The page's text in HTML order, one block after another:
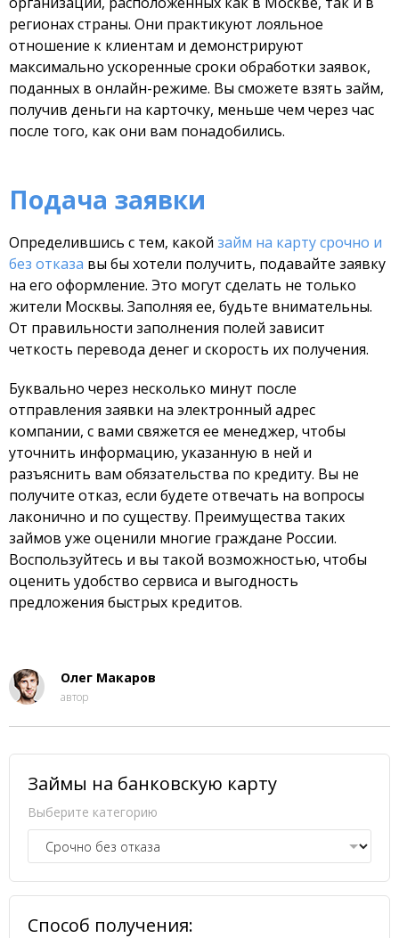
регионах страны. Они практикуют лояльное
отношение к клиентам и демонстрируют
максимально ускоренные сроки обработки заявок,
поданных в онлайн-режиме. Вы сможете взять займ,
получив деньги на карточку, меньше чем через час
после того, как они вам понадобились.
Подача заявки
Определившись с тем, какой займ на карту срочно и
без отказа вы бы хотели получить, подавайте заявку
на его оформление. Это могут сделать не только
жители Москвы. Заполняя ее, будьте внимательны.
От правильности заполнения полей зависит
четкость перевода денег и скорость их получения.
Буквально через несколько минут после
отправления заявки на электронный адрес
компании, с вами свяжется ее менеджер, чтобы
уточнить информацию, указанную в ней и
разъяснить вам обязательства по кредиту. Вы не
получите отказ, если будете отвечать на вопросы
лаконично и по существу. Преимущества таких
займов уже оценили многие граждане России.
Воспользуйтесь и вы такой возможностью, чтобы
оценить удобство сервиса и выгодность
предложения быстрых кредитов.
Олег Макаров
автор
Займы на банковскую карту
Выберите категорию
Способ получения: